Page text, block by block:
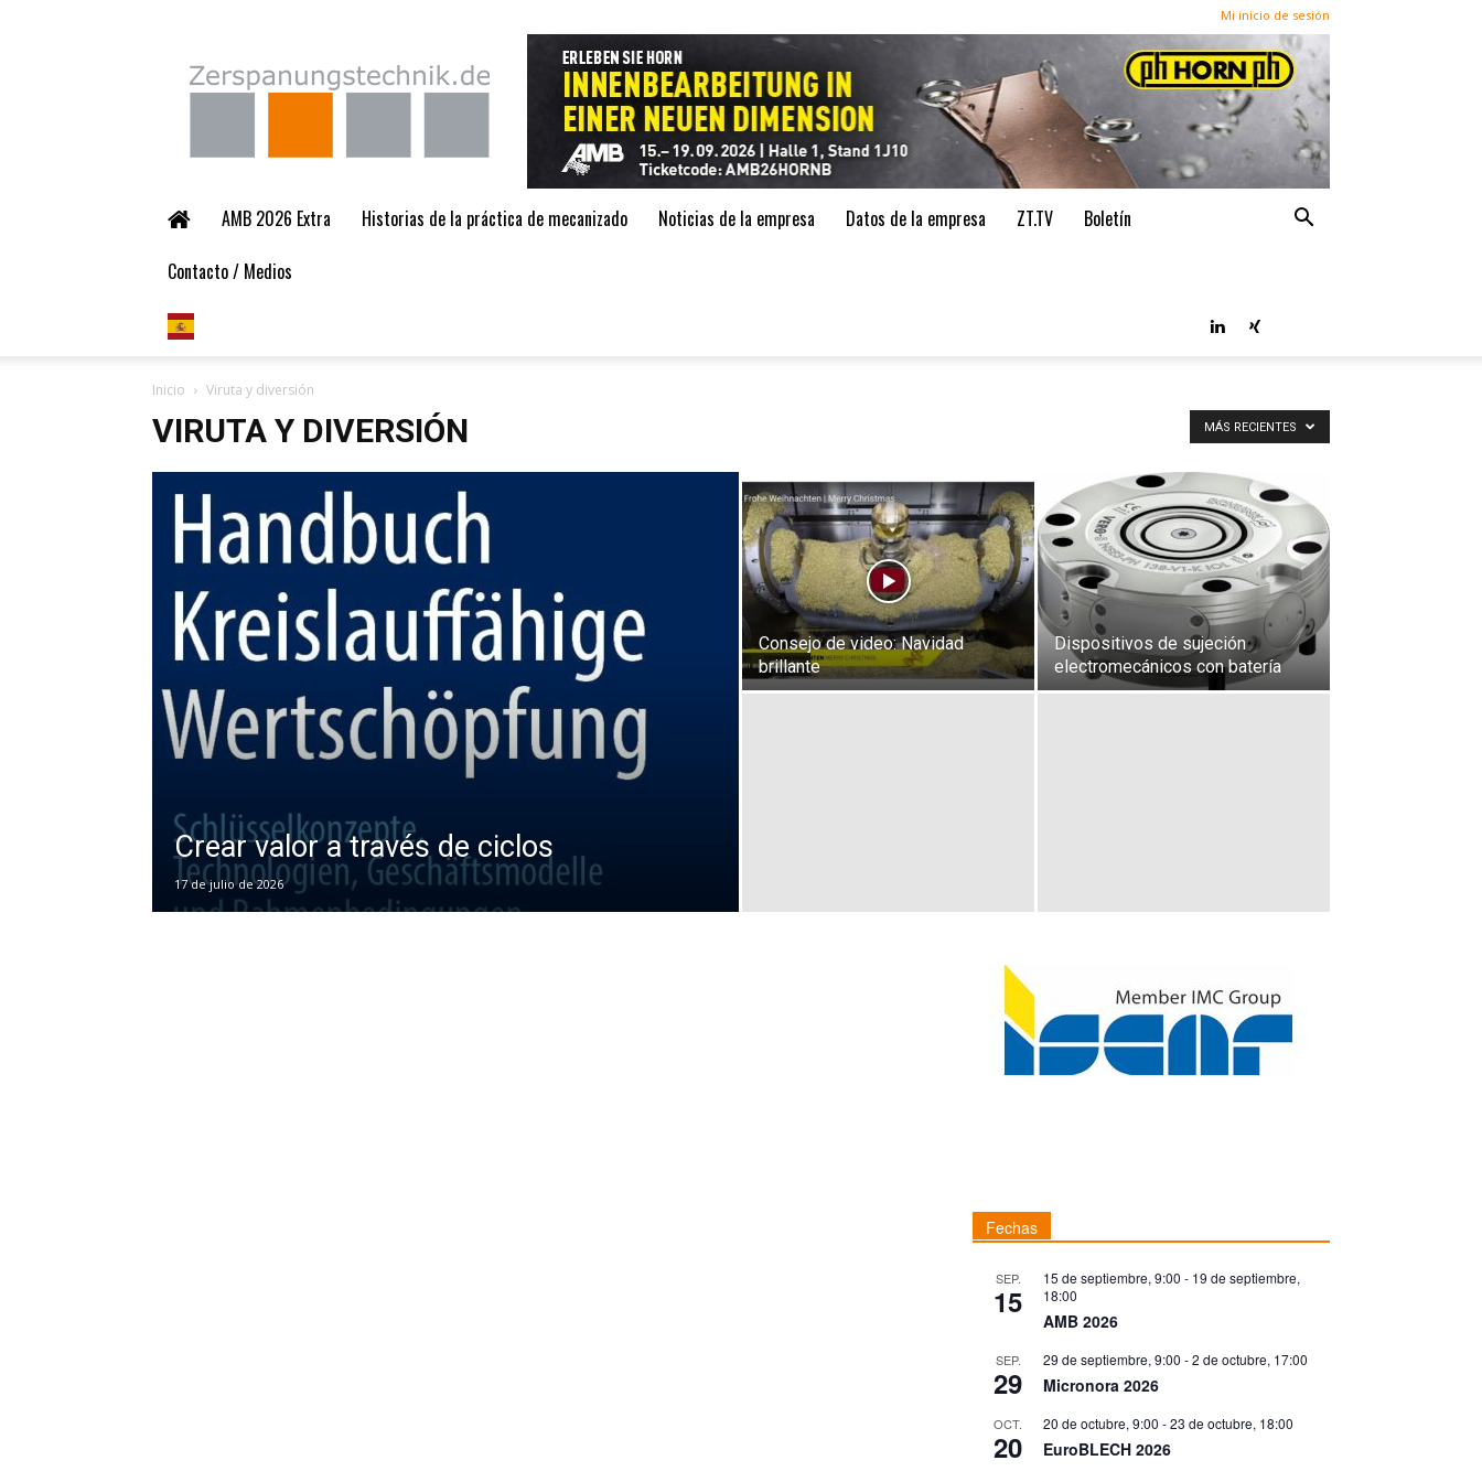
Mi inicio de sesión
Zerspanungstechnik.de
AMB 2026 Extra Historias de la práctica de mecanizado Noticias de la empresa Datos de la empresa ZT.TV
Boletín
Contacto / Medios
Inicio Viruta y diversión
VIRUTA Y DIVERSIÓN MÁS RECIENTES
Crear valor a través de ciclos
17 de julio de 2026
Consejo de video: Navidad
brillante
Dispositivos de sujeción
electromecánicos con batería
Fechas
SEP.
15
15 de septiembre, 9:00 - 19 de septiembre,
18:00
AMB 2026
SEP.
29
29 de septiembre, 9:00 -2 de octubre, 17:00
Micronora 2026
OCT.
20
20 de octubre, 9:00 -23 de octubre, 18:00
EuroBLECH 2026